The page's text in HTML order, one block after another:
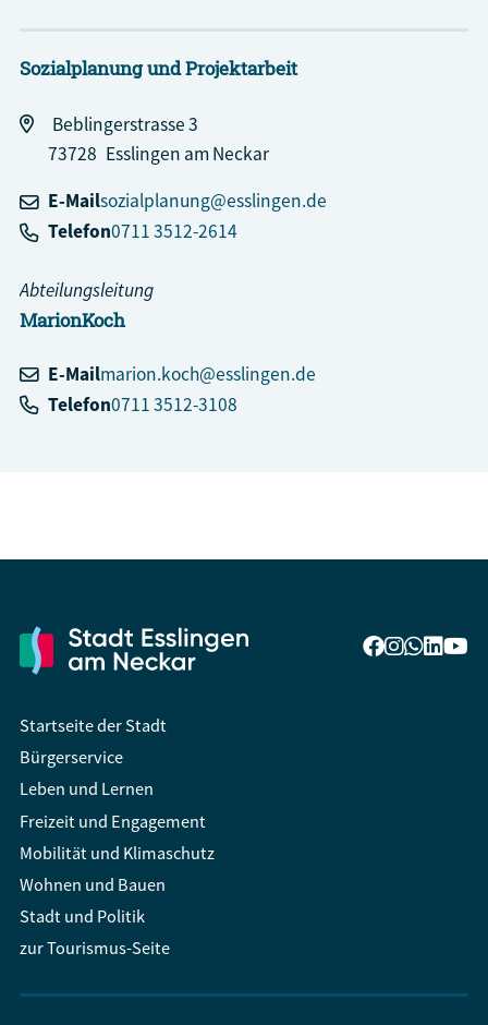
Sozialplanung und Projektarbeit
Beblingerstrasse 3
73728 Esslingen am Neckar
E-Mailsozialplanung@esslingen.de
Telefon0711 3512-2614
MarionKoch
Abteilungsleitung
E-Mailmarion.koch@esslingen.de
Telefon0711 3512-3108
Startseite der Stadt
Bürgerservice
Leben und Lernen
Freizeit und Engagement
Mobilität und Klimaschutz
Wohnen und Bauen
Stadt und Politik
zur Tourismus-Seite